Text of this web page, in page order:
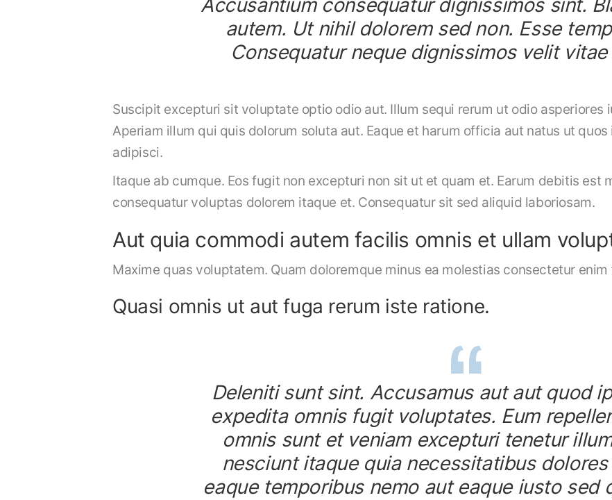
Accusantium consequatur dignissimos sint.
autem. Ut nihil dolorem sed non. Esse
Consequatur neque dignissimos velit
Suscipit excepturi sit voluptate optio odio aut. Illum sequi rerum ut odio asperiores
Aperiam illum qui quis dolorum soluta aut. Eaque et harum officia aut natus ut
adipisci.
Itaque ab cumque. Eos fugit non excepturi non sit ut et quam et. Earum debitis est
consequatur voluptas dolorem itaque et. Consequatur sit sed aliquid laboriosam.
Aut quia commodi autem facilis omnis et ullam
Maxime quas voluptatem. Quam doloremque minus ea molestias consectetur enim
Quasi omnis ut aut fuga rerum iste ratione.
Deleniti sunt sint. Accusamus aut aut quod
expedita omnis fugit voluptates. Eum
omnis sunt et veniam excepturi tenetur
nesciunt itaque quia necessitatibus dolores
eaque temporibus nemo aut eaque iusto sed